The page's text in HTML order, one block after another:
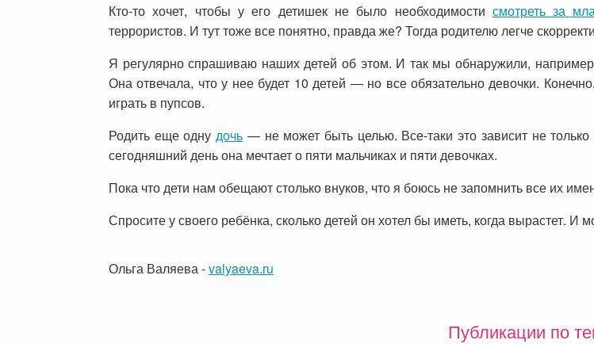
Кто-то хочет, чтобы у его детишек не было необходимости смотреть за
террористов. И тут тоже все понятно, правда же? Тогда родителю легче
Я регулярно спрашиваю наших детей об этом. И так мы обнаружили,
Она отвечала, что у нее будет 10 детей — но все обязательно девочки.
играть в пупсов.
Родить еще одну дочь — не может быть целью. Все-таки это зависит не
сегодняшний день она мечтает о пяти мальчиках и пяти девочках.
Пока что дети нам обещают столько внуков, что я боюсь не запомнить все их
Спросите у своего ребёнка, сколько детей он хотел бы иметь, когда вырастет. И
Ольга Валяева -valyaeva.ru
Публикации по